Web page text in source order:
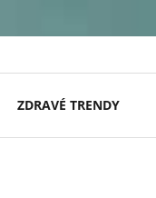
ZDRAVÉ TRENDY